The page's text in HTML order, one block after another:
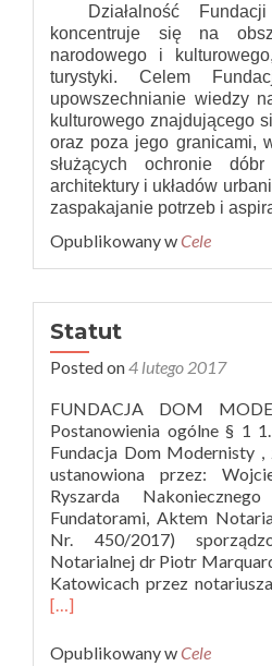
Działalność Fundacji
koncentruje się na
narodowego i
turystyki. Celem
upowszechnianie wiedzy
kulturowego znajdującego
oraz poza jego granicami,
służących ochronie
architektury i układów
zaspakajanie potrzeb i
Opublikowany wCele
Statut
Posted on4 lutego 2017
FUNDACJA DOM
Postanowienia ogólne § 1
Fundacja Dom Modernisty ,
ustanowiona przez:
Ryszarda
Fundatorami, Aktem
Nr. 450/2017)
Notarialnej dr Piotr
Katowicach przez
[…]
Opublikowany wCele